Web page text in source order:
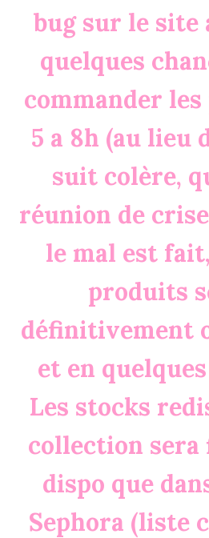
bug sur le site
quelques
commander
5 a 8h (au lieu
suit colère,
réunion de
le mal est
produits
définitivement
et en
Les stocks
collection sera
dispo que
Sephora (liste